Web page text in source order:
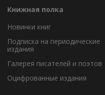
Книжная полка
Новинки книг
Подписка на периодические
издания
Галерея писателей и поэтов
Оцифрованные издания